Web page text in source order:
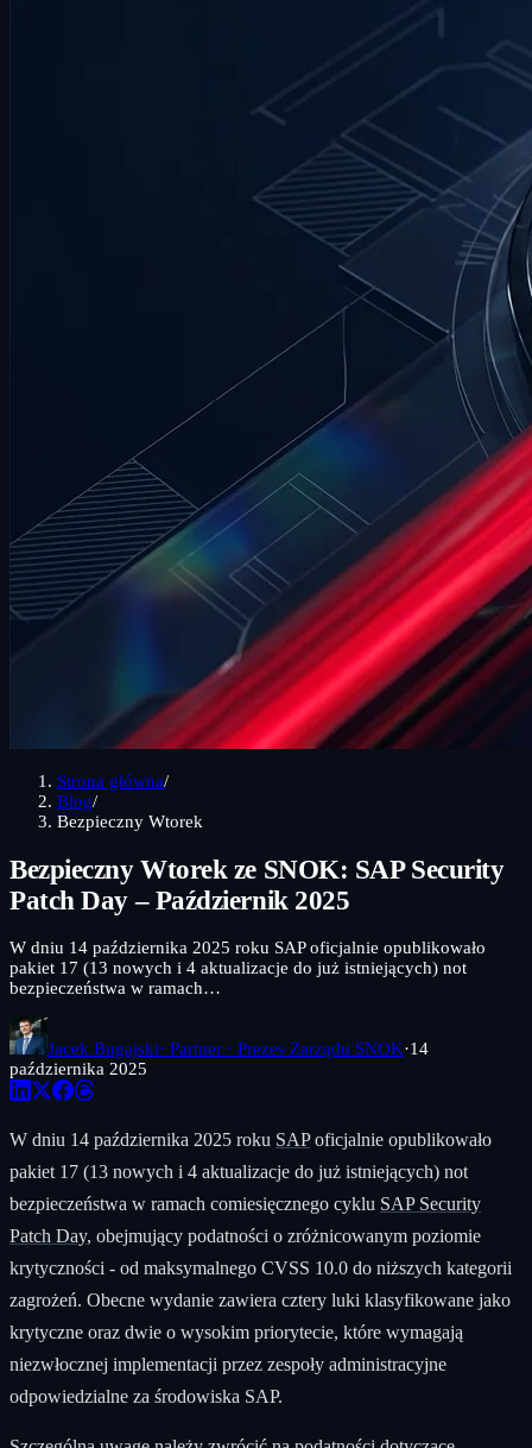
Strona główna/
Blog/
Bezpieczny Wtorek
Bezpieczny Wtorek ze SNOK: SAP Security
Patch Day – Październik 2025
W dniu 14 października 2025 roku SAP oficjalnie opublikowało
pakiet 17 (13 nowych i 4 aktualizacje do już istniejących) not
bezpieczeństwa w ramach…
Jacek Bugajski· Partner · Prezes Zarządu SNOK·14
października 2025
W dniu 14 października 2025 roku SAPoficjalnie opublikowało
pakiet 17 (13 nowych i 4 aktualizacje do już istniejących) not
bezpieczeństwa w ramach comiesięcznego cyklu SAP Security
Patch Day, obejmujący podatności o zróżnicowanym poziomie
krytyczności - od maksymalnego CVSS 10.0 do niższych kategorii
zagrożeń. Obecne wydanie zawiera cztery luki klasyfikowane jako
krytyczne oraz dwie o wysokim priorytecie, które wymagają
niezwłocznej implementacji przez zespoły administracyjne
odpowiedzialne za środowiska SAP.